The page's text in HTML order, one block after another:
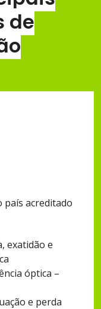
de
país acreditado
exatidão e
óptica –
e perda